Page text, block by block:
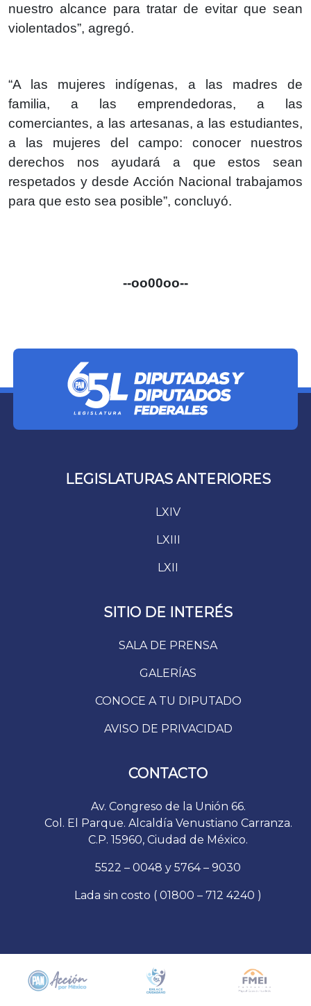
nuestro alcance para tratar de evitar que sean
violentados”, agregó.
“A las mujeres indígenas, a las madres de
familia, a las emprendedoras, a las
comerciantes, a las artesanas, a las estudiantes,
a las mujeres del campo: conocer nuestros
derechos nos ayudará a que estos sean
respetados y desde Acción Nacional trabajamos
para que esto sea posible”, concluyó.
--oo00oo--
LEGISLATURAS ANTERIORES
LXIV
LXIII
LXII
SITIO DE INTERÉS
SALA DE PRENSA
GALERÍAS
CONOCE A TU DIPUTADO
AVISO DE PRIVACIDAD
CONTACTO
Av. Congreso de la Unión 66.
Col. El Parque. Alcaldía Venustiano Carranza.
C.P. 15960, Ciudad de México.
5522 – 0048 y 5764 – 9030
Lada sin costo ( 01800 – 712 4240 )